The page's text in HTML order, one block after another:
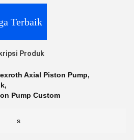
Terbaik
Produk
Axial Piston Pump,
,
Pump Custom
s